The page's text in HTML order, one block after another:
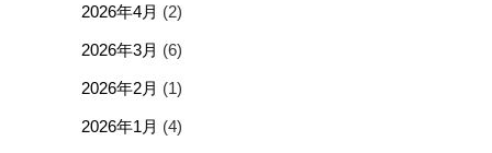
2026年4月 (2)
2026年3月 (6)
2026年2月 (1)
2026年1月 (4)